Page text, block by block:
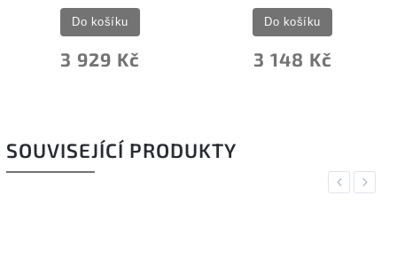
3 929 Kč
Do košíku
3 148 Kč
Do košíku
SOUVISEJÍCÍ PRODUKTY
Previous
Next